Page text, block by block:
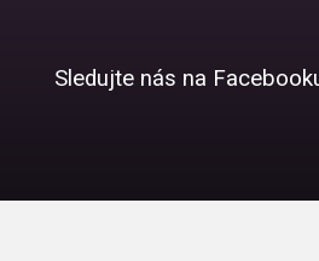
Sledujte nás na